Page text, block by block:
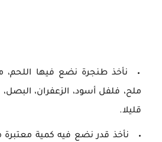
نأخذ طنجرة نضع فيها اللحم،
ملح، فلفل أسود، الزعفران، البصل،
قليلا.
نأخذ قدر نضع فيه كمية